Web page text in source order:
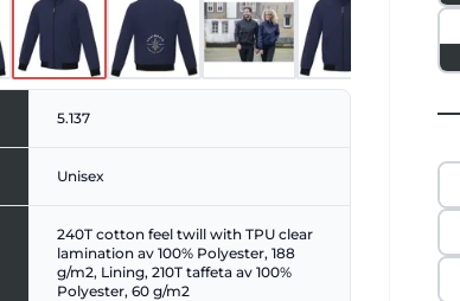
5.137
Unisex
240T cotton feel twill with TPU clear
lamination av 100% Polyester, 188
g/m2, Lining, 210T taffeta av 100%
Polyester, 60 g/m2